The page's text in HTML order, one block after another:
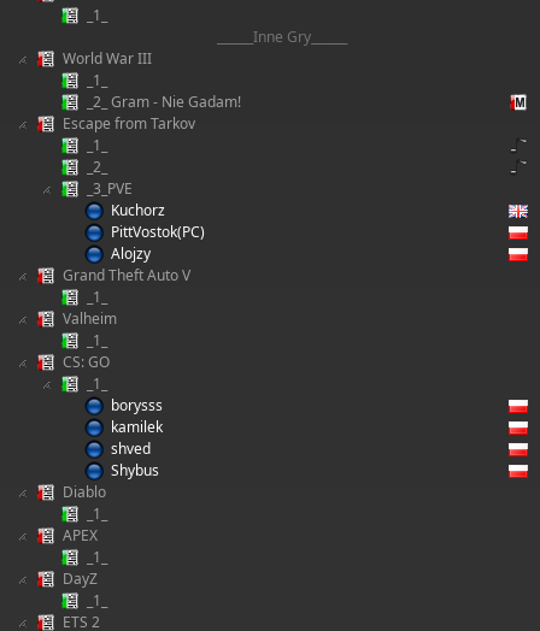
_1_
______Inne Gry______
World War III
_1_
_2_ Gram - Nie Gadam!
Escape from Tarkov
_1_
_2_
_3_PVE
Kuchorz
PittVostok(PC)
Alojzy
Grand Theft Auto V
_1_
Valheim
_1_
CS: GO
_1_
borysss
kamilek
shved
Shybus
Diablo
_1_
APEX
_1_
DayZ
_1_
ETS 2